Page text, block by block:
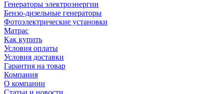
Генераторы электроэнергии
Бензо-дизельные генераторы
Фотоэлектрические установки
Матрас
Как купить
Условия оплаты
Условия доставки
Гарантия на товар
Компания
О компании
Статьи и новости